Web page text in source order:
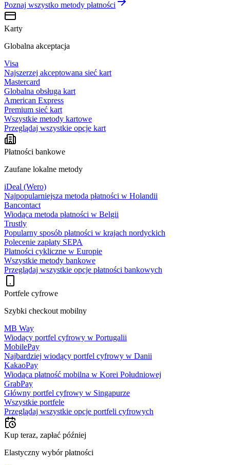
Poznaj wszystko metody płatności
Karty
Globalna akceptacja
Visa
Najszerzej akceptowana sieć kart
Mastercard
Globalna obsługa kart
American Express
Premium sieć kart
Wszystkie metody kartowe
Przeglądaj wszystkie opcje kart
Płatności bankowe
Zaufane lokalne metody
iDeal (Wero)
Najpopularniejsza metoda płatności w Holandii
Bancontact
Wiodąca metoda płatności w Belgii
Trustly
Popularny sposób płatności w krajach nordyckich
Polecenie zapłaty SEPA
Płatności cykliczne w Europie
Wszystkie metody bankowe
Przeglądaj wszystkie opcje płatności bankowych
Portfele cyfrowe
Szybki checkout mobilny
MB Way
Wiodący portfel cyfrowy w Portugalii
MobilePay
Najbardziej wiodący portfel cyfrowy w Danii
KakaoPay
Wiodąca płatność mobilna w Korei Południowej
GrabPay
Główny portfel cyfrowy w Singapurze
Wszystkie portfele
Przeglądaj wszystkie opcje portfeli cyfrowych
Kup teraz, zapłać później
Elastyczny wybór płatności